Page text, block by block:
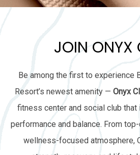
JOIN ONYX
Be among the first to experience
Resort’s newest amenity — Onyx
fitness center and social club
performance and balance. From
wellness-focused atmosphere,